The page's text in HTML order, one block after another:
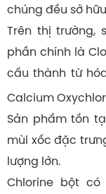
chúng đều sở
Trên thị trường,
phần chính là
cấu thành từ
Calcium
Sản phẩm tồn
mùi xốc đặc
lượng lớn.
Chlorine bột